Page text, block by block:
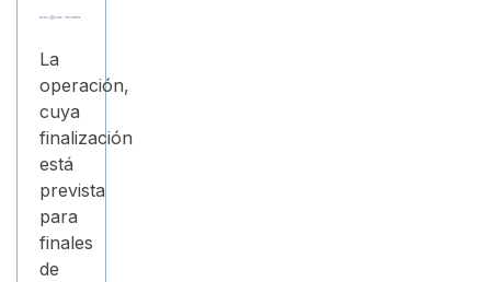
La
operación,
cuya
finalización
está
prevista
para
finales
de